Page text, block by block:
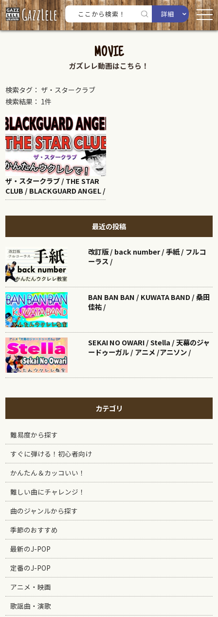
詳細
MOVIE
ガズレレ動画はこちら！
検索タグ： ザ・スタークラブ
検索結果： 1件
ザ・スタークラブ / THE STAR
CLUB / BLACKGUARD ANGEL /
最近の投稿
改訂版 / back number / 手紙 / フルコ
ーラス /
BAN BAN BAN / KUWATA BAND / 桑田
佳祐 /
SEKAI NO OWARI / Stella / 天幕のジャ
ードゥーガル / アニメ /アニソン /
カテゴリ
難易度から探す
すぐに弾ける！初心者向け
かんたん＆カッコいい！
難しい曲にチャレンジ！
曲のジャンルから探す
季節のおすすめ
最新のJ-POP
定番のJ-POP
アニメ・映画
歌謡曲・演歌